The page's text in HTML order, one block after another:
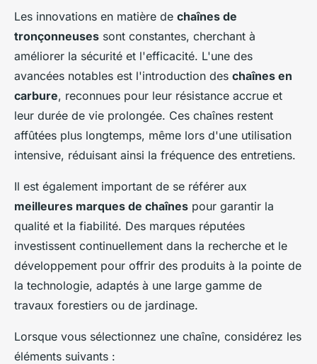
Les innovations en matière de chaînes de
tronçonneuses sont constantes, cherchant à
améliorer la sécurité et l'efficacité. L'une des
avancées notables est l'introduction des chaînes en
carbure, reconnues pour leur résistance accrue et
leur durée de vie prolongée. Ces chaînes restent
affûtées plus longtemps, même lors d'une utilisation
intensive, réduisant ainsi la fréquence des entretiens.
Il est également important de se référer aux
meilleures marques de chaînes pour garantir la
qualité et la fiabilité. Des marques réputées
investissent continuellement dans la recherche et le
développement pour offrir des produits à la pointe de
la technologie, adaptés à une large gamme de
travaux forestiers ou de jardinage.
Lorsque vous sélectionnez une chaîne, considérez les
éléments suivants :